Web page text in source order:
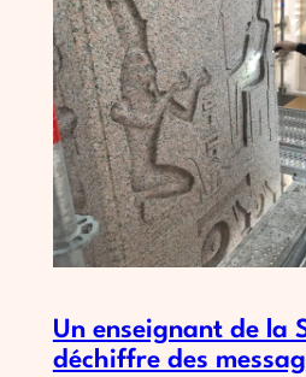
Un enseignant de la
déchiffre des